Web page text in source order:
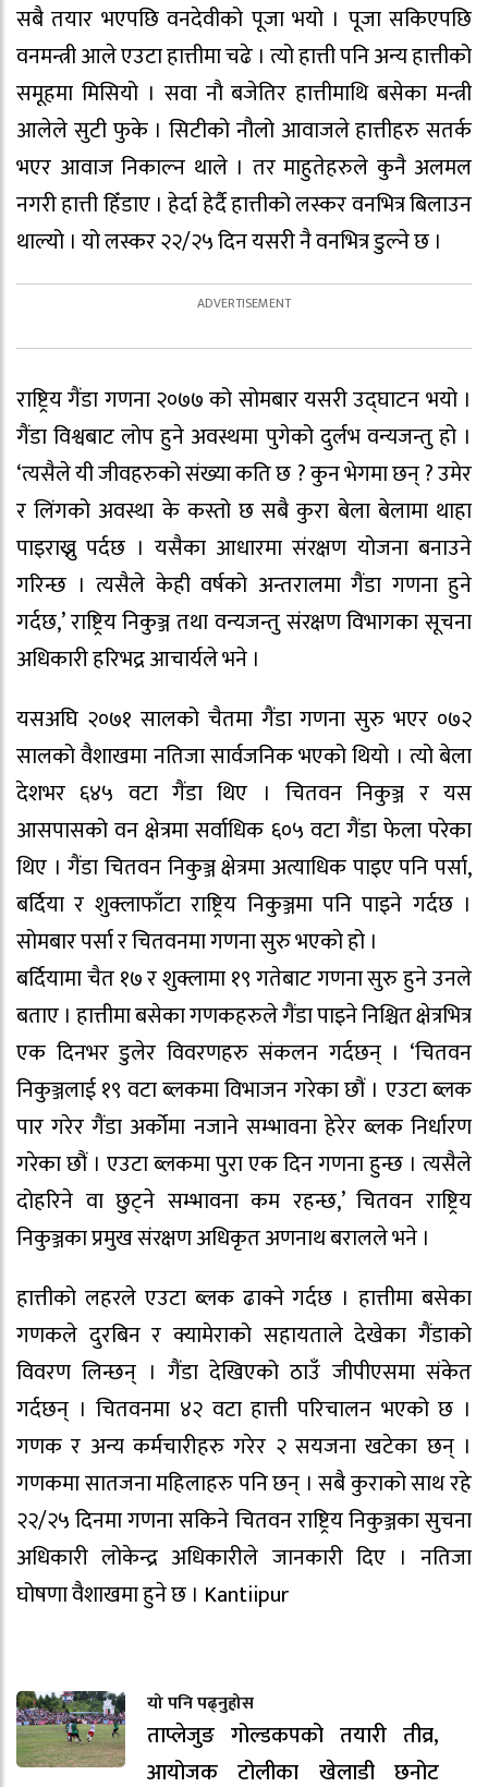
सबै तयार भएपछि वनदेवीको पूजा भयो । पूजा सकिएपछि
वनमन्त्री आले एउटा हात्तीमा चढे । त्यो हात्ती पनि अन्य हात्तीको
समूहमा मिसियो । सवा नौ बजेतिर हात्तीमाथि बसेका मन्त्री
आलेले सुटी फुके । सिटीको नौलो आवाजले हात्तीहरु सतर्क
भएर आवाज निकाल्न थाले । तर माहुतेहरुले कुनै अलमल
नगरी हात्ती हिँडाए । हेर्दा हेर्दै हात्तीको लस्कर वनभित्र बिलाउन
थाल्यो । यो लस्कर २२/२५ दिन यसरी नै वनभित्र डुल्ने छ ।
राष्ट्रिय गैंडा गणना २०७७ को सोमबार यसरी उद्घाटन भयो ।
गैंडा विश्वबाट लोप हुने अवस्थमा पुगेको दुर्लभ वन्यजन्तु हो ।
‘त्यसैले यी जीवहरुको संख्या कति छ ? कुन भेगमा छन् ? उमेर
र लिंगको अवस्था के कस्तो छ सबै कुरा बेला बेलामा थाहा
पाइराख्नु पर्दछ । यसैका आधारमा संरक्षण योजना बनाउने
गरिन्छ । त्यसैले केही वर्षको अन्तरालमा गैंडा गणना हुने
गर्दछ,’ राष्ट्रिय निकुञ्ज तथा वन्यजन्तु संरक्षण विभागका सूचना
अधिकारी हरिभद्र आचार्यले भने ।
यसअघि २०७१ सालको चैतमा गैंडा गणना सुरु भएर ०७२
सालको वैशाखमा नतिजा सार्वजनिक भएको थियो । त्यो बेला
देशभर ६४५ वटा गैंडा थिए । चितवन निकुञ्ज र यस
आसपासको वन क्षेत्रमा सर्वाधिक ६०५ वटा गैंडा फेला परेका
थिए । गैंडा चितवन निकुञ्ज क्षेत्रमा अत्याधिक पाइए पनि पर्सा,
बर्दिया र शुक्लाफाँटा राष्ट्रिय निकुञ्जमा पनि पाइने गर्दछ ।
सोमबार पर्सा र चितवनमा गणना सुरु भएको हो ।
बर्दियामा चैत १७ र शुक्लामा १९ गतेबाट गणना सुरु हुने उनले
बताए । हात्तीमा बसेका गणकहरुले गैंडा पाइने निश्चित क्षेत्रभित्र
एक दिनभर डुलेर विवरणहरु संकलन गर्दछन् । ‘चितवन
निकुञ्जलाई १९ वटा ब्लकमा विभाजन गरेका छौं । एउटा ब्लक
पार गरेर गैंडा अर्कोमा नजाने सम्भावना हेरेर ब्लक निर्धारण
गरेका छौं । एउटा ब्लकमा पुरा एक दिन गणना हुन्छ । त्यसैले
दोहरिने वा छुट्ने सम्भावना कम रहन्छ,’ चितवन राष्ट्रिय
निकुञ्जका प्रमुख संरक्षण अधिकृत अणनाथ बरालले भने ।
हात्तीको लहरले एउटा ब्लक ढाक्ने गर्दछ । हात्तीमा बसेका
गणकले दुरबिन र क्यामेराको सहायताले देखेका गैंडाको
विवरण लिन्छन् । गैंडा देखिएको ठाउँ जीपीएसमा संकेत
गर्दछन् । चितवनमा ४२ वटा हात्ती परिचालन भएको छ ।
गणक र अन्य कर्मचारीहरु गरेर २ सयजना खटेका छन् ।
गणकमा सातजना महिलाहरु पनि छन् । सबै कुराको साथ रहे
२२/२५ दिनमा गणना सकिने चितवन राष्ट्रिय निकुञ्जका सुचना
अधिकारी लोकेन्द्र अधिकारीले जानकारी दिए । नतिजा
घोषणा वैशाखमा हुने छ । Kantiipur
यो पनि पढ्नुहोस
ताप्लेजुङ गोल्डकपको तयारी तीव्र,
आयोजक टोलीका खेलाडी छनोट